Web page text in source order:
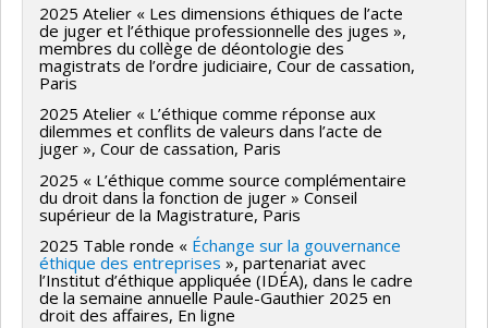
2025 Atelier « Les dimensions éthiques de l’acte
de juger et l’éthique professionnelle des juges »,
membres du collège de déontologie des
magistrats de l’ordre judiciaire, Cour de cassation,
Paris
2025 Atelier « L’éthique comme réponse aux
dilemmes et conflits de valeurs dans l’acte de
juger », Cour de cassation, Paris
2025 « L’éthique comme source complémentaire
du droit dans la fonction de juger » Conseil
supérieur de la Magistrature, Paris
2025 Table ronde « Échange sur la gouvernance
éthique des entreprises », partenariat avec
l’Institut d’éthique appliquée (IDÉA), dans le cadre
de la semaine annuelle Paule-Gauthier 2025 en
droit des affaires, En ligne